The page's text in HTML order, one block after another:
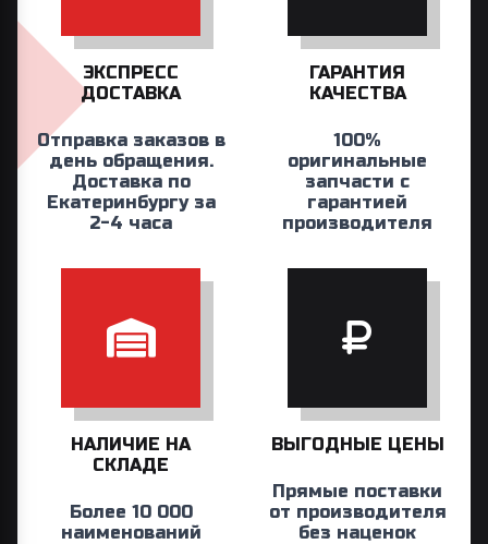
ЭКСПРЕСС
ДОСТАВКА
Отправка заказов в
день обращения.
Доставка по
Екатеринбургу за
2-4 часа
ГАРАНТИЯ
КАЧЕСТВА
100%
оригинальные
запчасти с
гарантией
производителя
НАЛИЧИЕ НА
СКЛАДЕ
Более 10 000
наименований
ВЫГОДНЫЕ ЦЕНЫ
Прямые поставки
от производителя
без наценок